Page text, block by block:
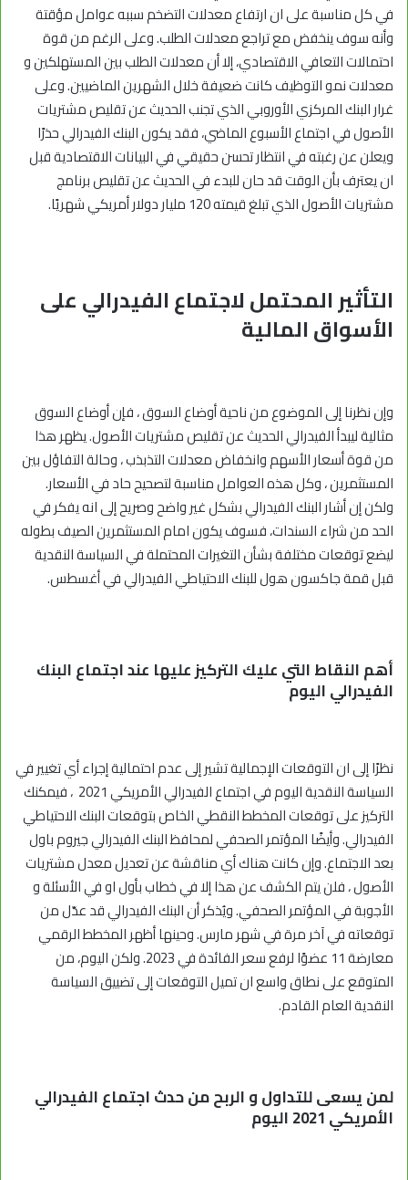
في كل مناسبة على ان ارتفاع معدلات التضخم سببه عوامل مؤقتة
وأنه سوف ينخفض مع تراجع معدلات الطلب. وعلى الرغم من قوة
احتمالات التعافي الاقتصادي، إلا أن معدلات الطلب بين المستهلكين و
معدلات نمو التوظيف كانت ضعيفة خلال الشهرين الماضيين. وعلى
غرار البنك المركزي الأوروبي الذي تجنب الحديث عن تقليص مشتريات
الأصول في اجتماع الأسبوع الماضي، فقد يكون البنك الفيدرالي حذرًا
ويعلن عن رغبته في انتظار تحسن حقيقي في البيانات الاقتصادية قبل
ان يعترف بأن الوقت قد حان للبدء في الحديث عن تقليص برنامج
مشتريات الأصول الذي تبلغ قيمته 120 مليار دولار أمريكي شهريًا.
التأثير المحتمل لاجتماع الفيدرالي على
الأسواق المالية
وإن نظرنا إلى الموضوع من ناحية أوضاع السوق ، فإن أوضاع السوق
مثالية ليبدأ الفيدرالي الحديث عن تقليص مشتريات الأصول. يظهر هذا
من قوة أسعار الأسهم وانخفاض معدلات التذبذب ، وحالة التفاؤل بين
المستثمرين ، وكل هذه العوامل مناسبة لتصحيح حاد في الأسعار.
ولكن إن أشار البنك الفيدرالي بشكل غير واضح وصريح إلى انه يفكر في
الحد من شراء السندات، فسوف يكون امام المستثمرين الصيف بطوله
ليضع توقعات مختلفة بشأن التغيرات المحتملة في السياسة النقدية
قبل قمة جاكسون هول للبنك الاحتياطي الفيدرالي في أغسطس.
أهم النقاط التي عليك التركيز عليها عند اجتماع البنك
الفيدرالي اليوم
نظرًا إلى ان التوقعات الإجمالية تشير إلى عدم احتمالية إجراء أي تغيير في
السياسة النقدية اليوم في اجتماع الفيدرالي الأمريكي 2021 ، فيمكنك
التركيز على توقعات المخطط النقطي الخاص بتوقعات البنك الاحتياطي
الفيدرالي. وأيضًا المؤتمر الصحفي لمحافظ البنك الفيدرالي جيروم باول
بعد الاجتماع. وإن كانت هناك أي مناقشة عن تعديل معدل مشتريات
الأصول ، فلن يتم الكشف عن هذا إلا في خطاب بأول او في الأسئلة و
الأجوبة في المؤتمر الصحفي. ويُذكر أن البنك الفيدرالي قد عدّل من
توقعاته في آخر مرة في شهر مارس. وحينها أظهر المخطط الرقمي
معارضة 11 عضوًا لرفع سعر الفائدة في 2023. ولكن اليوم، من
المتوقع على نطاق واسع ان تميل التوقعات إلى تضييق السياسة
النقدية العام القادم.
لمن يسعى للتداول و الربح من حدث اجتماع الفيدرالي
الأمريكي 2021 اليوم